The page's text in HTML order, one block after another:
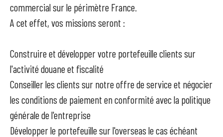
commercial sur le périmètre France.
A cet effet, vos missions seront :
Construire et développer votre portefeuille clients sur
l'activité douane et fiscalité
Conseiller les clients sur notre offre de service et négocier
les conditions de paiement en conformité avec la politique
générale de l'entreprise
Développer le portefeuille sur l'overseas le cas échéant